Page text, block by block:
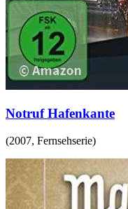
Notruf Hafenkante
(2007, Fernsehserie)